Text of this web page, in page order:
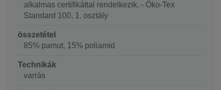
alkalmas certifikáttal rendelkezik. - Öko-Tex
Standard 100, 1. osztály
összetétel
85% pamut, 15% poliamid
Technikák
varrás